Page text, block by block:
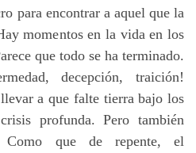
para encontrar a aquel que la
momentos en la vida en los
que todo se ha terminado.
decepción, traición!
llevar a que falte tierra bajo los
profunda. Pero también
Como que de repente, el